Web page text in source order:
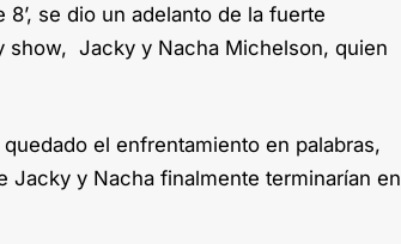
se dio un adelanto de la fuerte
show, Jacky y Nacha Michelson, quien
el enfrentamiento en palabras,
Jacky y Nacha finalmente terminarían en